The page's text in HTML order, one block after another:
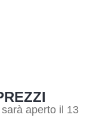
aperto il 13